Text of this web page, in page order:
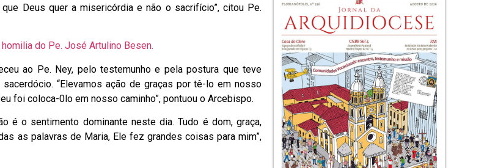
Deus quer a misericórdia e não o sacrifício”, citou Pe.
do Pe. José Artulino Besen.
ao Pe. Ney, pelo testemunho e pela postura que teve
“Elevamos ação de graças por tê-lo em nosso
foi coloca-0lo em nosso caminho”, pontuou o Arcebispo.
é o sentimento dominante neste dia. Tudo é dom, graça,
as palavras de Maria, Ele fez grandes coisas para mim”,